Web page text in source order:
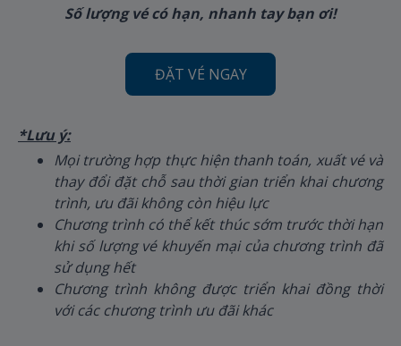
Số lượng vé có hạn, nhanh tay bạn ơi!
ĐẶT VÉ NGAY
*Lưu ý:
Mọi trường hợp thực hiện thanh toán, xuất vé và
thay đổi đặt chỗ sau thời gian triển khai chương
trình, ưu đãi không còn hiệu lực
Chương trình có thể kết thúc sớm trước thời hạn
khi số lượng vé khuyến mại của chương trình đã
sử dụng hết
Chương trình không được triển khai đồng thời
với các chương trình ưu đãi khác